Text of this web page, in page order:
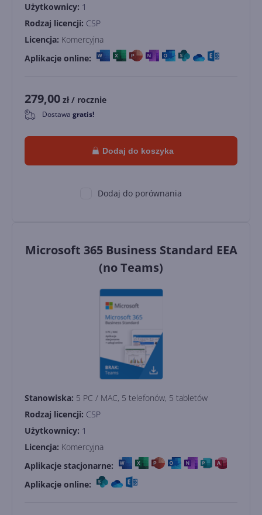
Użytkownicy: 1
Rodzaj licencji: CSP
Licencja: Komercyjna
Aplikacje online:
279,00 zł / rocznie
0 Dostawa gratis!
Dodaj do koszyka
Dodaj do porównania
Microsoft 365 Business Standard EEA
(no Teams)
Stanowiska: 5 PC / MAC, 5 telefonów, 5 tabletów
Rodzaj licencji: CSP
Użytkownicy: 1
Licencja: Komercyjna
Aplikacje stacjonarne:
Aplikacje online: